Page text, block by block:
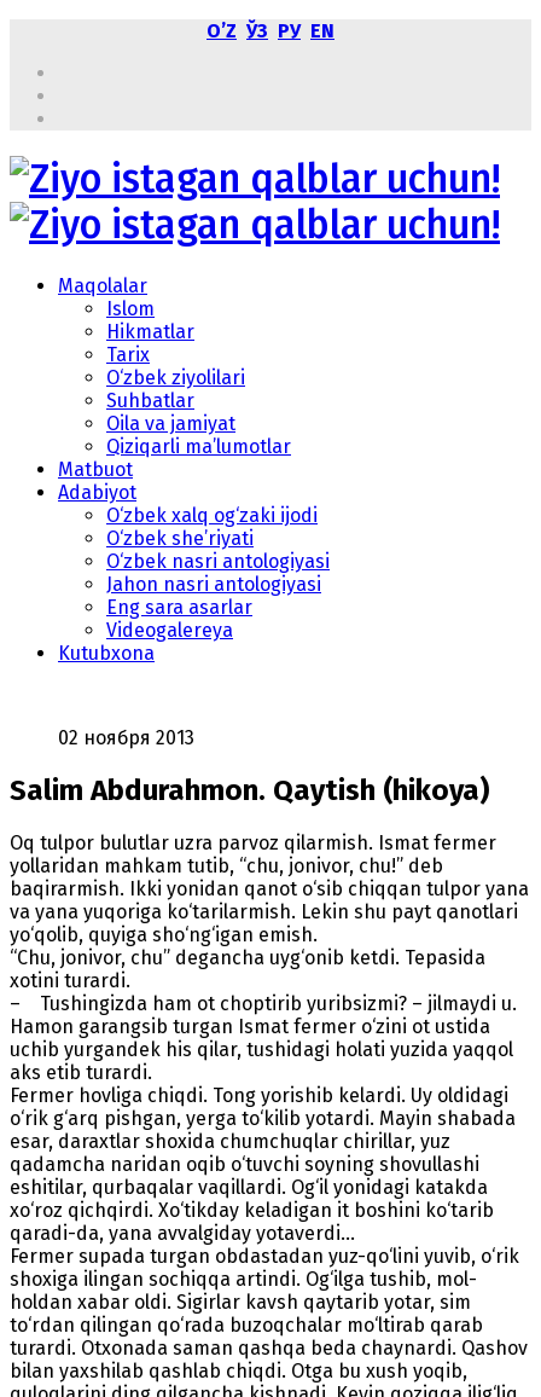
OʼZ ЎЗ РУ EN
Maqolalar
Islom
Hikmatlar
Tarix
O‘zbek ziyolilari
Suhbatlar
Oila va jamiyat
Qiziqarli ma’lumotlar
Matbuot
Adabiyot
O‘zbek xalq og‘zaki ijodi
O‘zbek she’riyati
O‘zbek nasri antologiyasi
Jahon nasri antologiyasi
Eng sara asarlar
Videogalereya
Kutubxona
02 ноября 2013
Salim Abdurahmon. Qaytish (hikoya)
Oq tulpor bulutlar uzra parvoz qilarmish. Ismat fermer
yollaridan mahkam tutib, “chu, jonivor, chu!” deb
baqirarmish. Ikki yonidan qanot o‘sib chiqqan tulpor yana
va yana yuqoriga ko‘tarilarmish. Lekin shu payt qanotlari
yo‘qolib, quyiga sho‘ng‘igan emish.
“Chu, jonivor, chu” degancha uyg‘onib ketdi. Tepasida
xotini turardi.
– Tushingizda ham ot choptirib yuribsizmi? – jilmaydi u.
Hamon garangsib turgan Ismat fermer o‘zini ot ustida
uchib yurgandek his qilar, tushidagi holati yuzida yaqqol
aks etib turardi.
Fermer hovliga chiqdi. Tong yorishib kelardi. Uy oldidagi
o‘rik g‘arq pishgan, yerga to‘kilib yotardi. Mayin shabada
esar, daraxtlar shoxida chumchuqlar chirillar, yuz
qadamcha naridan oqib o‘tuvchi soyning shovullashi
eshitilar, qurbaqalar vaqillardi. Og‘il yonidagi katakda
xo‘roz qichqirdi. Xo‘tikday keladigan it boshini ko‘tarib
qaradi-da, yana avvalgiday yotaverdi...
Fermer supada turgan obdastadan yuz-qo‘lini yuvib, o‘rik
shoxiga ilingan sochiqqa artindi. Og‘ilga tushib, mol-
holdan xabar oldi. Sigirlar kavsh qaytarib yotar, sim
to‘rdan qilingan qo‘rada buzoqchalar mo‘ltirab qarab
turardi. Otxonada saman qashqa beda chaynardi. Qashov
bilan yaxshilab qashlab chiqdi. Otga bu xush yoqib,